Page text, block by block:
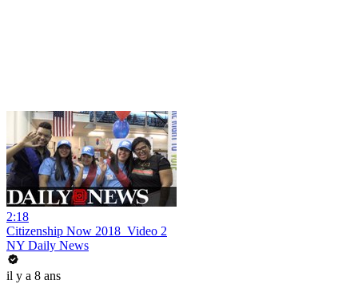
2:18
Citizenship Now 2018_Video 2
NY Daily News
il y a 8 ans